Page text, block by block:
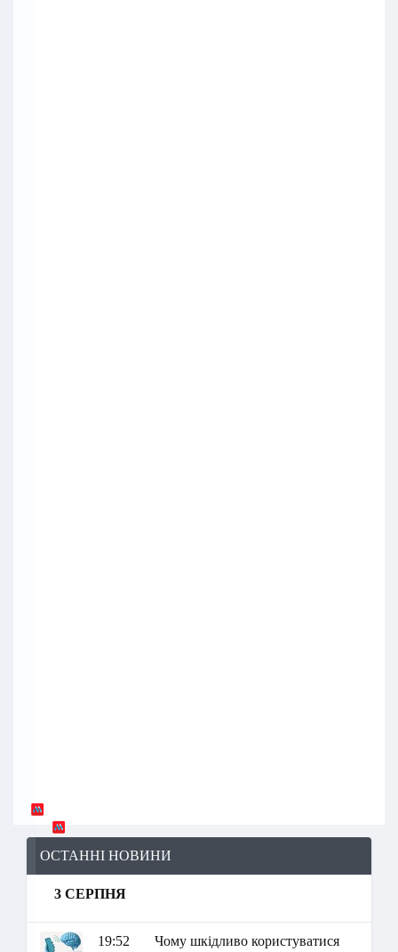
ОСТАННІ НОВИНИ
3 СЕРПНЯ
19:52
Чому шкідливо користуватися